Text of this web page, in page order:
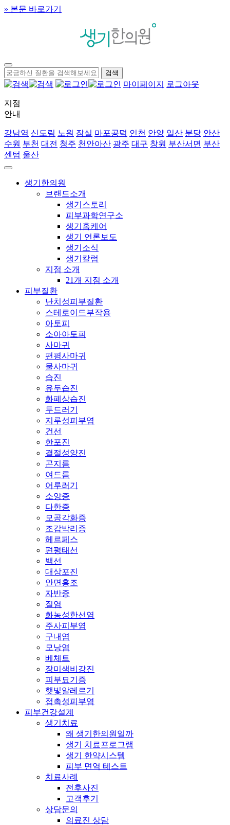
» 본문 바로가기
마이페이지 로그아웃
지점
안내
강남역 신도림 노원 잠실 마포공덕 인천 안양 일산 분당 안산
수원 부천 대전 청주 천안아산 광주 대구 창원 부산서면 부산
센텀 울산
생기한의원
브랜드소개
생기스토리
피부과학연구소
생기홈케어
생기 언론보도
생기소식
생기칼럼
지점 소개
21개 지점 소개
피부질환
난치성피부질환
스테로이드부작용
아토피
소아아토피
사마귀
편평사마귀
물사마귀
습진
유두습진
화폐상습진
두드러기
지루성피부염
건선
한포진
결절성양진
곤지름
여드름
어루러기
소양증
다한증
모공각화증
조갑박리증
헤르페스
편평태선
백선
대상포진
안면홍조
자반증
질염
화농성한선염
주사피부염
구내염
모낭염
베체트
장미색비강진
피부묘기증
햇빛알레르기
접촉성피부염
피부건강설계
생기치료
왜 생기한의원일까
생기 치료프로그램
생기 한약시스템
피부 면역 테스트
치료사례
전후사진
고객후기
상담문의
의료진 상담